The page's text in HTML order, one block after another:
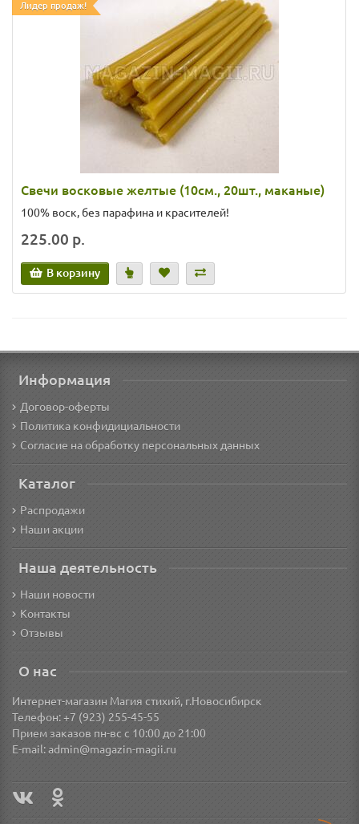
Лидер продаж!
Свечи восковые желтые (10см., 20шт., маканые)
100% воск, без парафина и красителей!
225.00 р.
В корзину
Информация
Договор-оферты
Политика конфидициальности
Согласие на обработку персональных данных
Каталог
Распродажи
Наши акции
Наша деятельность
Наши новости
Контакты
Отзывы
О нас
Интернет-магазин Магия стихий, г.Новосибирск
Телефон: +7 (923) 255-45-55
Прием заказов пн-вс с 10:00 до 21:00
E-mail:admin@magazin-magii.ru